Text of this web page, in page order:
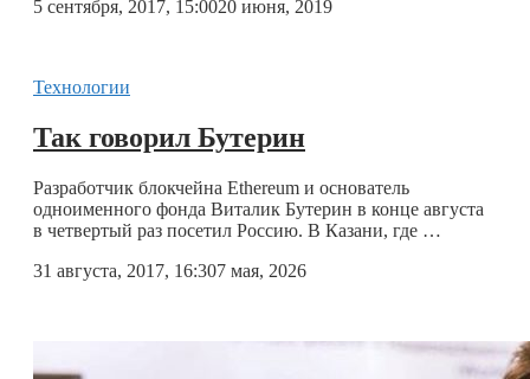
5 сентября, 2017, 15:0020 июня, 2019
Технологии
Так говорил Бутерин
Разработчик блокчейна Ethereum и основатель
одноименного фонда Виталик Бутерин в конце августа
в четвертый раз посетил Россию. В Казани, где …
31 августа, 2017, 16:307 мая, 2026